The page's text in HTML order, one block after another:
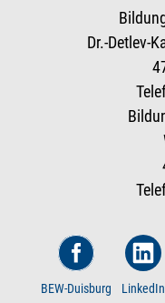
Dr.-Detlev-
BEW-Duisburg LinkedIn